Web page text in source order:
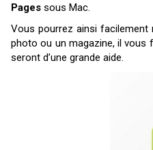
Pages sous Mac.
Vous pourrez ainsi facilement
photo ou un magazine, il vous
seront d’une grande aide.